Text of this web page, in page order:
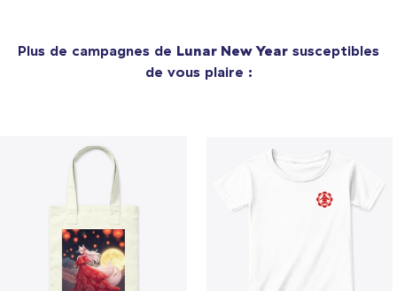
Plus de campagnes de Lunar New Year susceptibles
de vous plaire :